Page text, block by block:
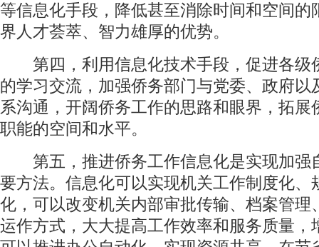
等信息化手段，降低甚至消除时间和空间的
界人才荟萃、智力雄厚的优势。
第四，利用信息化技术手段，促进各级
的学习交流，加强侨务部门与党委、政府以
系沟通，开阔侨务工作的思路和眼界，拓展
职能的空间和水平。
第五，推进侨务工作信息化是实现加强
要方法。信息化可以实现机关工作制度化、
化，可以改变机关内部审批传输、档案管理
运作方式，大大提高工作效率和服务质量，